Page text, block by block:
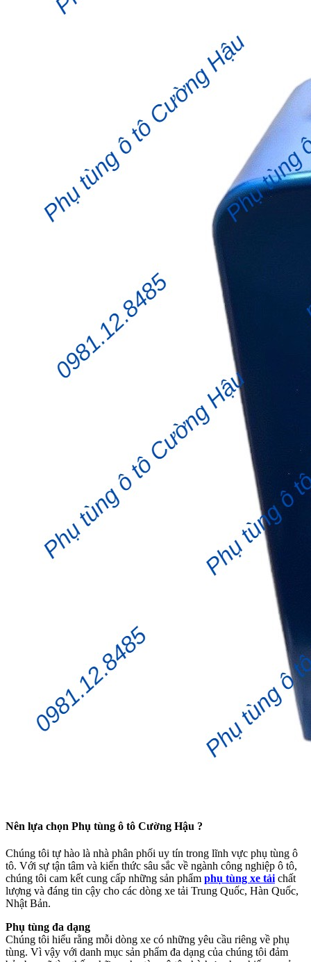
Nên lựa chọn Phụ tùng ô tô Cường Hậu ?
Chúng tôi tự hào là nhà phân phối uy tín trong lĩnh vực phụ tùng ô
tô. Với sự tận tâm và kiến thức sâu sắc về ngành công nghiệp ô tô,
chúng tôi cam kết cung cấp những sản phẩm phụ tùng xe tảichất
lượng và đáng tin cậy cho các dòng xe tải Trung Quốc, Hàn Quốc,
Nhật Bản.
Phụ tùng đa dạng
Chúng tôi hiểu rằng mỗi dòng xe có những yêu cầu riêng về phụ
tùng. Vì vậy với danh mục sản phẩm đa dạng của chúng tôi đảm